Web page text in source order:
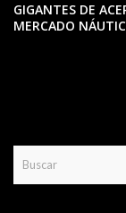
GIGANTES DE
MERCADO